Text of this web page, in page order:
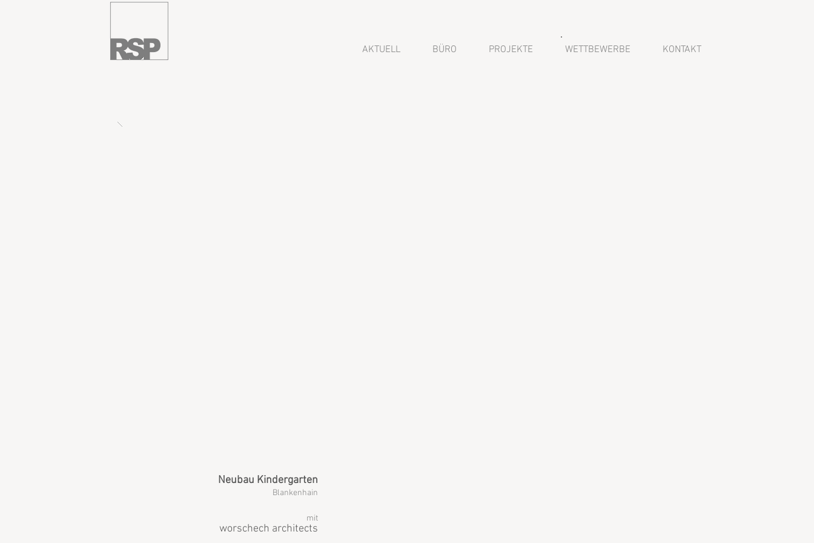
AKTUELL BÜRO PROJEKTE WETTBEWERBE KONTAKT
Neubau Kindergarten
Blankenhain
mit
worschech architects